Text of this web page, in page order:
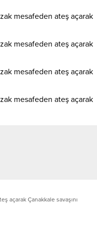
açarak Çanakkale savaşını